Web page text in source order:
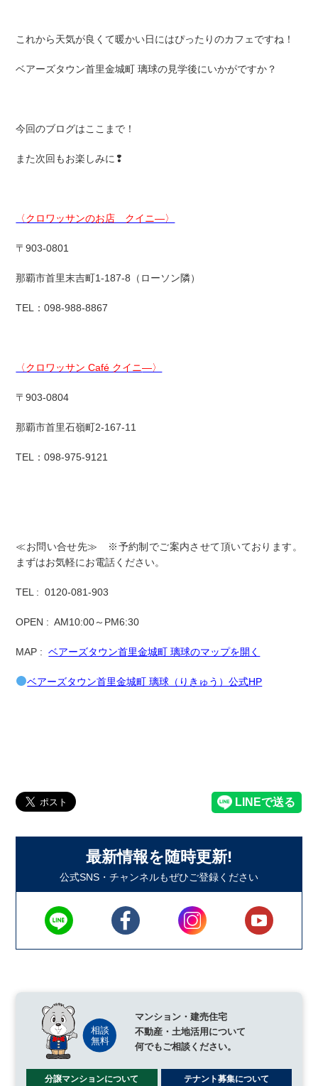
これから天気が良くて暖かい日にはぴったりのカフェですね！
ベアーズタウン首里金城町 璃球の見学後にいかがですか？
今回のブログはここまで！
また次回もお楽しみに❢
〈クロワッサンのお店 クイニ―〉
〒903-0801
那覇市首里末吉町1-187-8（ローソン隣）
TEL：098-988-8867
〈クロワッサン Café クイニ―〉
〒903-0804
那覇市首里石嶺町2-167-11
TEL：098-975-9121
≪お問い合せ先≫ ※予約制でご案内させて頂いております。
まずはお気軽にお電話ください。
TEL : 0120-081-903
OPEN : AM10:00～PM6:30
MAP :ベアーズタウン首里金城町 璃球のマップを開く
ベアーズタウン首里金城町 璃球（りきゅう）公式HP
最新情報を随時更新!
公式SNS・チャンネルもぜひご登録ください
マンション・建売住宅
不動産・土地活用について
何でもご相談ください。
分譲マンションについて テナント募集について